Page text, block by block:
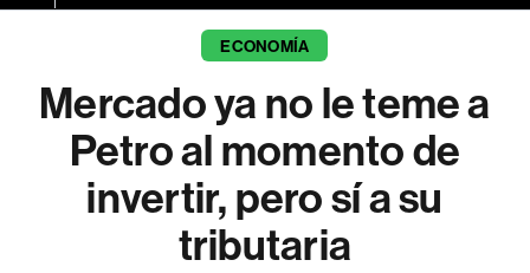
ECONOMÍA
Mercado ya no le teme a
Petro al momento de
invertir, pero sí a su
tributaria